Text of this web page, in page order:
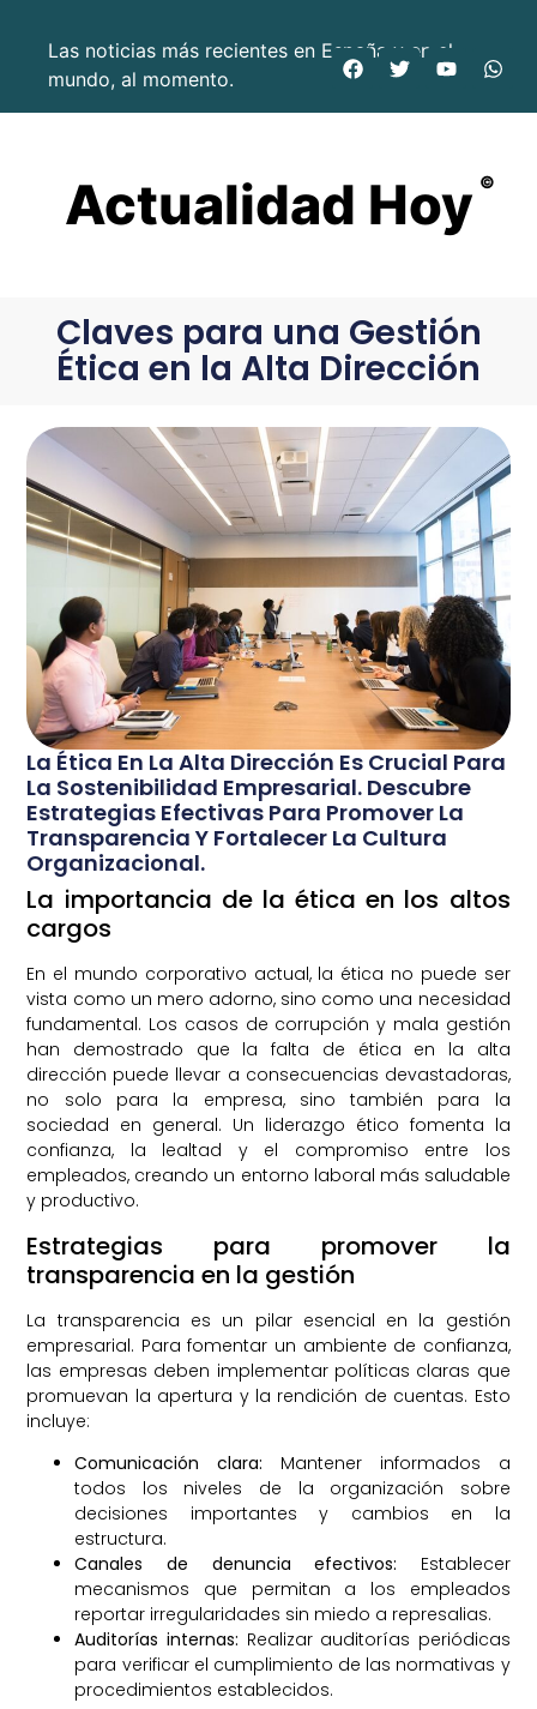
Las noticias más recientes en España y en el
mundo, al momento.
Actualidad Hoy ©
Claves para una Gestión
Ética en la Alta Dirección
La Ética En La Alta Dirección Es Crucial Para
La Sostenibilidad Empresarial. Descubre
Estrategias Efectivas Para Promover La
Transparencia Y Fortalecer La Cultura
Organizacional.
La importancia de la ética en los altos
cargos
En el mundo corporativo actual, la ética no puede ser
vista como un mero adorno, sino como una necesidad
fundamental. Los casos de corrupción y mala gestión
han demostrado que la falta de ética en la alta
dirección puede llevar a consecuencias devastadoras,
no solo para la empresa, sino también para la
sociedad en general. Un liderazgo ético fomenta la
confianza, la lealtad y el compromiso entre los
empleados, creando un entorno laboral más saludable
y productivo.
Estrategias para promover la
transparencia en la gestión
La transparencia es un pilar esencial en la gestión
empresarial. Para fomentar un ambiente de confianza,
las empresas deben implementar políticas claras que
promuevan la apertura y la rendición de cuentas. Esto
incluye:
Comunicación clara: Mantener informados a
todos los niveles de la organización sobre
decisiones importantes y cambios en la
estructura.
Canales de denuncia efectivos: Establecer
mecanismos que permitan a los empleados
reportar irregularidades sin miedo a represalias.
Auditorías internas: Realizar auditorías periódicas
para verificar el cumplimiento de las normativas y
procedimientos establecidos.